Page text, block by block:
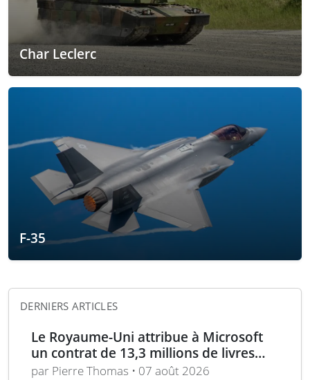
Char Leclerc
F-35
DERNIERS ARTICLES
Le Royaume-Uni attribue à Microsoft
un contrat de 13,3 millions de livres
pour l’analyse des menaces
par Pierre Thomas • 07 août 2026